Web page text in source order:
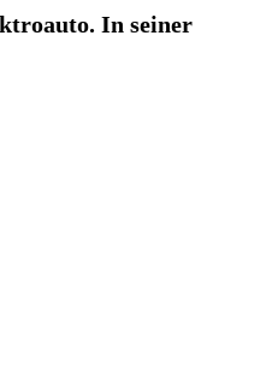
In seiner